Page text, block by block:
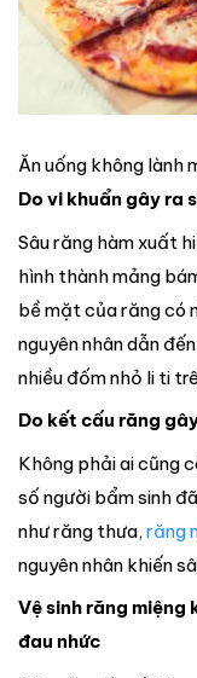
Ăn uống không lành
Do vi khuẩn gây ra
Sâu răng hàm xuất
hình thành mảng
bề mặt của răng có
nguyên nhân dẫn
nhiều đốm nhỏ li ti
Do kết cấu răng
Không phải ai cũng
số người bẩm sinh
như răng thưa, răng
nguyên nhân khiến
Vệ sinh răng miệng
đau nhức